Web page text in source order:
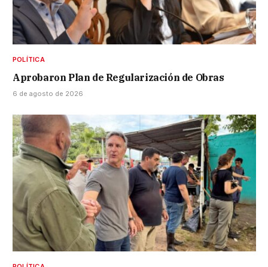
POLÍTICA
Aprobaron Plan de Regularización de Obras
6 de agosto de 2026